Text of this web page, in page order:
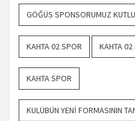
GÖĞÜS SPONSORUMUZ
KAHTA 02 SPOR KAHTA 02
KAHTA SPOR
KULÜBÜN YENI FORMASININ